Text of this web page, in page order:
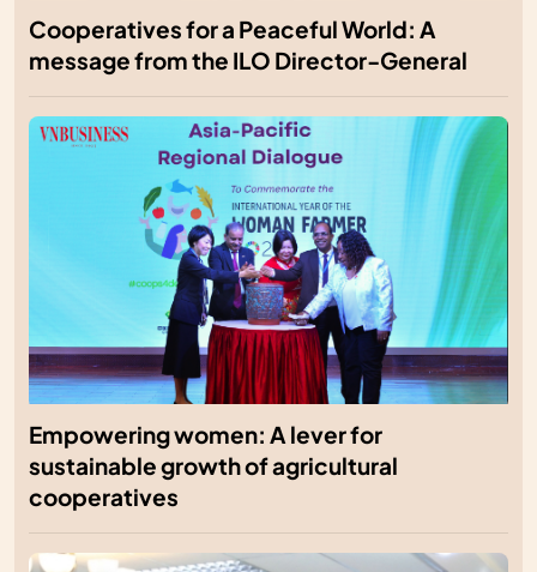
Cooperatives for a Peaceful World: A
message from the ILO Director-General
Empowering women: A lever for
sustainable growth of agricultural
cooperatives